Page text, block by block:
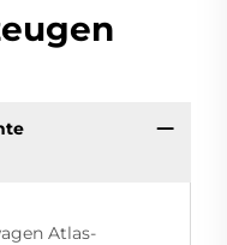
Atlas-